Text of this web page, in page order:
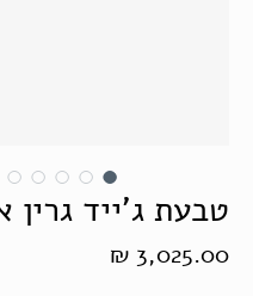
טבעת ג'ייד גרין